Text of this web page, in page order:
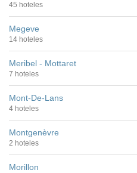
45 hoteles
Megeve
14 hoteles
Meribel - Mottaret
7 hoteles
Mont-De-Lans
4 hoteles
Montgenèvre
2 hoteles
Morillon